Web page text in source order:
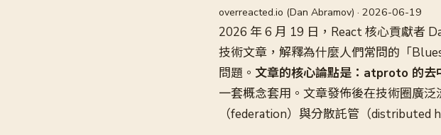
overreacted.io (Dan Abramov) · 2026-06-19
2026 年 6 月 19 日，React 核心貢獻者
技術文章，解釋為什麼人們常問的「
問題。 文章的核心論點是：atproto 的
一套概念套用。文章發佈後在技術圈廣
（federation）與分散託管（distributed